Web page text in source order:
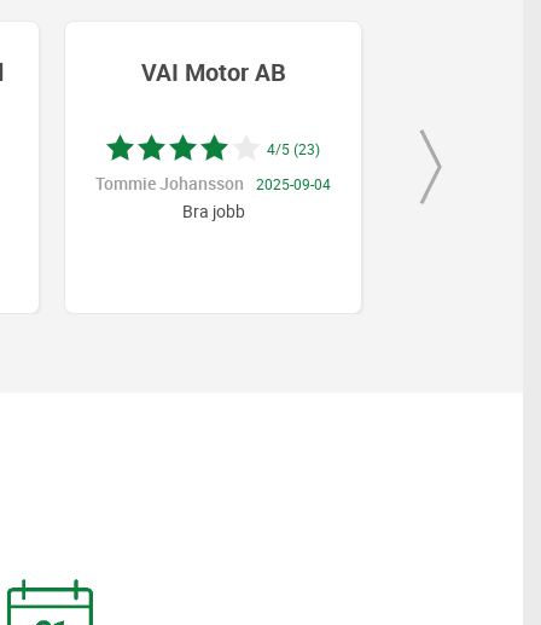
VAI Motor AB
4/5 (23)
Tommie Johansson 2025-09-04
Bra jobb
Johan